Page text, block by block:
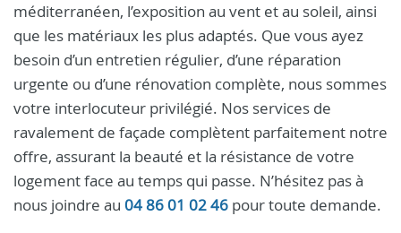
méditerranéen, l’exposition au vent et au soleil, ainsi
que les matériaux les plus adaptés. Que vous ayez
besoin d’un entretien régulier, d’une réparation
urgente ou d’une rénovation complète, nous sommes
votre interlocuteur privilégié. Nos services de
ravalement de façade complètent parfaitement notre
offre, assurant la beauté et la résistance de votre
logement face au temps qui passe. N’hésitez pas à
nous joindre au 04 86 01 02 46 pour toute demande.